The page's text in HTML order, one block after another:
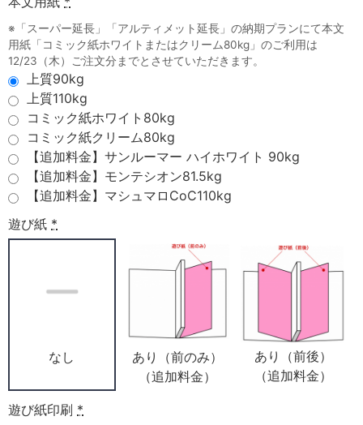
※「スーパー延長」「アルティメット延長」の納期プランにて本文
用紙「コミック紙ホワイトまたはクリーム80kg」のご利用は
12/23（木）ご注文分までとさせていただきます。
上質90kg
上質110kg
コミック紙ホワイト80kg
コミック紙クリーム80kg
【追加料金】サンルーマー ハイホワイト 90kg
【追加料金】モンテシオン81.5kg
【追加料金】マシュマロCoC110kg
遊び紙 *
なし
あり（前のみ）
（追加料金）
あり（前後）
（追加料金）
遊び紙印刷 *